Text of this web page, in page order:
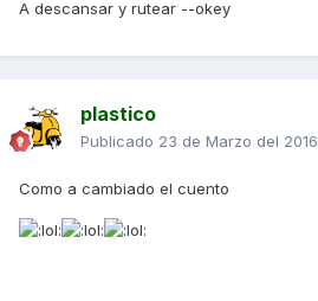
A descansar y rutear --okey
plastico
Publicado 23 de Marzo del 2016
Como a cambiado el cuento